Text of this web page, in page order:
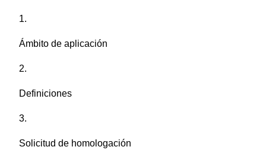
1.
Ámbito de aplicación
2.
Definiciones
3.
Solicitud de homologación